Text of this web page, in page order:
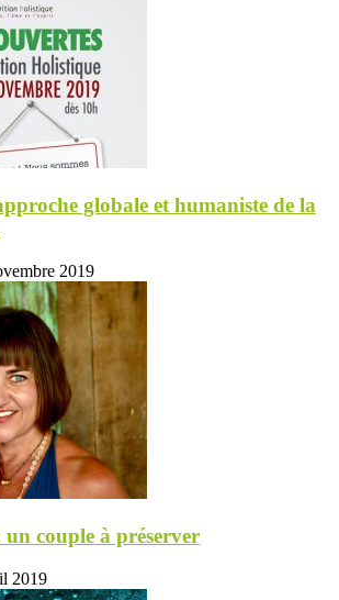
globale et humaniste de la
2019
couple à préserver
2019